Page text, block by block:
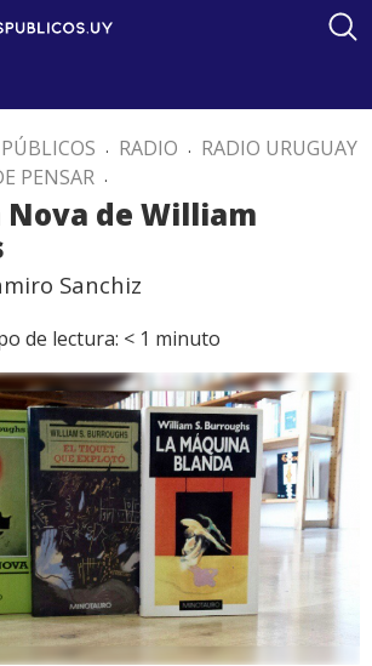
. RADIO . RADIO URUGUAY
PENSAR .
Nova de William
Sanchiz
de lectura: < 1 minuto